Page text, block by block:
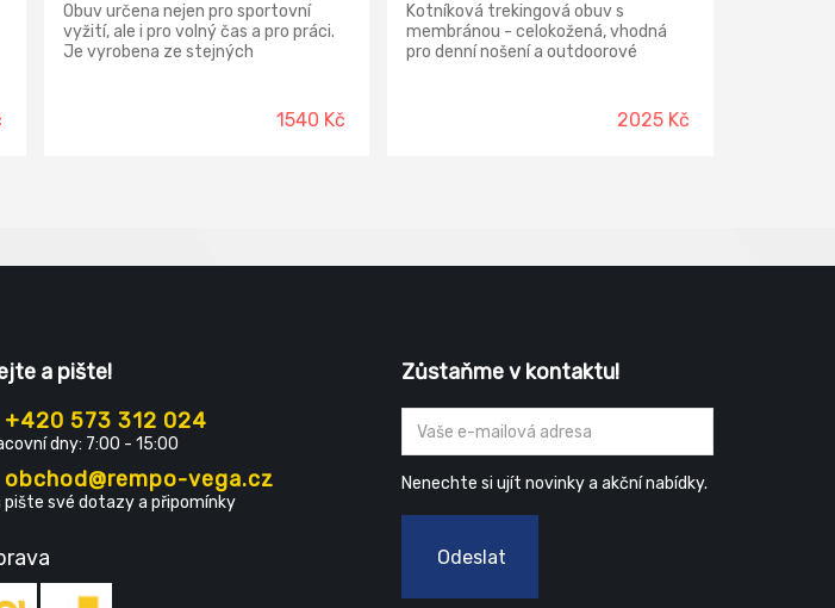
Obuv určena nejen pro sportovní
vyžití, ale i pro volný čas a pro práci.
Je vyrobena ze stejných
podešev, která zaručuje vyšší
stabilitu při došlapu. Nová řada obuvi
1540 Kč
Kotníková trekingová obuv s
membránou - celokožená, vhodná
pro denní nošení a outdoorové
paropropustná membrána FREE-TEX
2025 Kč
a pište!
+420 573 312 024
dny: 7:00 - 15:00
obchod@rempo-vega.cz
pište své dotazy a připomínky
Zůstaňme v kontaktu!
Nenechte si ujít novinky a akční nabídky.
Odeslat